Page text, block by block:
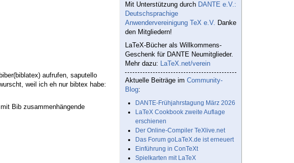
aufrufen, saputello
weil ich eh nur bibtex habe:
Bib zusammenhängende
Mit Unterstützung durch DANTE e.V.:
Deutschsprachige
Anwendervereinigung TeX e.V. Danke
den Mitgliedern!
LaTeX-Bücher als Willkommens-
Geschenk für DANTE Neumitglieder.
Mehr dazu: LaTeX.net/verein
Aktuelle Beiträge im Community-
Blog:
DANTE-Frühjahrstagung März 2026
LaTeX Cookbook zweite Auflage
erschienen
Der Online-Compiler TeXlive.net
Das Forum goLaTeX.de ist erneuert
Einführung in ConTeXt
Spielkarten mit LaTeX